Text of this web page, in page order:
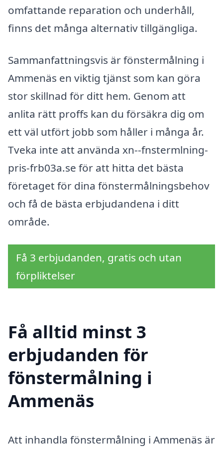
omfattande reparation och underhåll,
finns det många alternativ tillgängliga.
Sammanfattningsvis är fönstermålning i
Ammenäs en viktig tjänst som kan göra
stor skillnad för ditt hem. Genom att
anlita rätt proffs kan du försäkra dig om
ett väl utfört jobb som håller i många år.
Tveka inte att använda xn--fnstermlning-
pris-frb03a.se för att hitta det bästa
företaget för dina fönstermålningsbehov
och få de bästa erbjudandena i ditt
område.
Få 3 erbjudanden, gratis och utan
förpliktelser
Få alltid minst 3
erbjudanden för
fönstermålning i
Ammenäs
Att inhandla fönstermålning i Ammenäs är